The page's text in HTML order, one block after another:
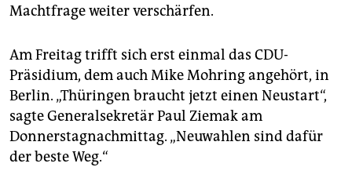
Machtfrage weiter verschärfen.
Am Freitag trifft sich erst einmal das CDU-
Präsidium, dem auch Mike Mohring angehört, in
Berlin. „Thüringen braucht jetzt einen Neustart“,
sagte Generalsekretär Paul Ziemak am
Donnerstagnachmittag. „Neuwahlen sind dafür
der beste Weg.“